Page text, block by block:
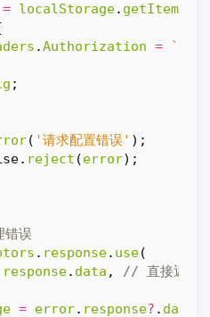
= localStorage. getItem
.Authorization =
;
( '请求配置错误' );
. reject (error);
. response. use(
response. data ,
= error. response? . data